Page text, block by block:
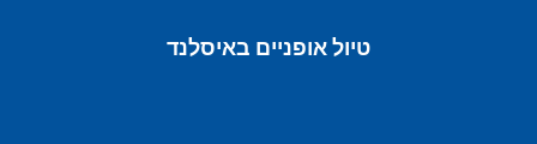
טיול אופניים באיסלנד